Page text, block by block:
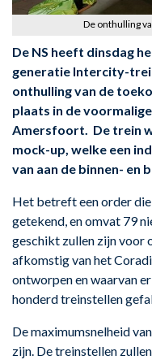
De onthulling
De NS heeft dinsdag
generatie Intercity-
onthulling van de
plaats in de
Amersfoort. De trein
mock-up, welke een
van aan de binnen- en
Het betreft een order
getekend, en omvat 79
geschikt zullen zijn voor
afkomstig van het
ontworpen en waarvan
honderd treinstellen
De maximumsnelheid
zijn. De treinstellen